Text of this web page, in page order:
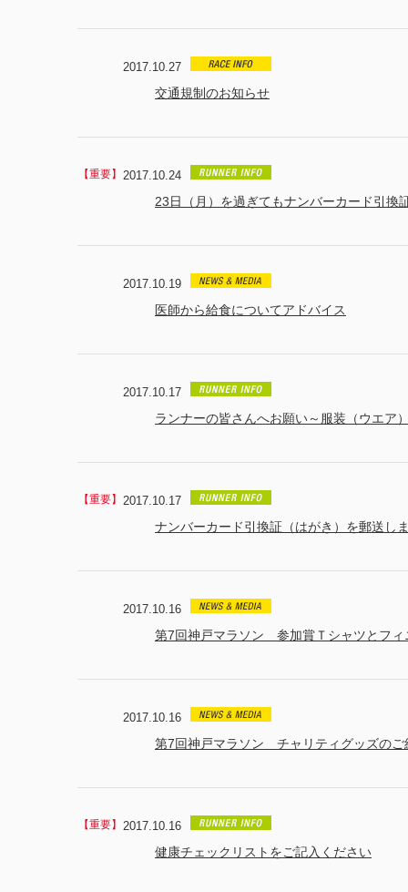
2017.10.27
交通規制のお知らせ
2017.10.24
23日（月）を過ぎてもナンバーカード引換
2017.10.19
医師から給食についてアドバイス
2017.10.17
ランナーの皆さんへお願い～服装（ウエア
2017.10.17
ナンバーカード引換証（はがき）を郵送し
2017.10.16
第7回神戸マラソン 参加賞Ｔシャツとフィ
2017.10.16
第7回神戸マラソン チャリティグッズのご
2017.10.16
健康チェックリストをご記入ください